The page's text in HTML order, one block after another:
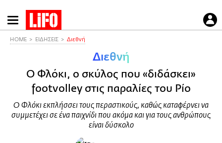
Παράκαμψη
προς
HOME ΕΙΔΗΣΕΙΣ Διεθνή
Διεθνή
Ο Φλόκι, ο σκύλος που «διδάσκει»
footvolley στις παραλίες του Ρίο
Ο Φλόκι εκπλήσσει τους περαστικούς, καθώς καταφέρνει να
συμμετέχει σε ένα παιχνίδι που ακόμα και για τους ανθρώπους
είναι δύσκολο